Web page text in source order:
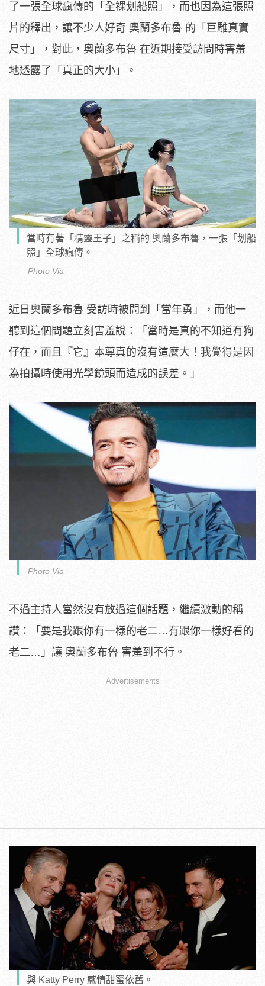
了一張全球瘋傳的「全裸划船照」，而也因為這張照
片的釋出，讓不少人好奇 奧蘭多布魯 的「巨雕真實
尺寸」，對此，奧蘭多布魯 在近期接受訪問時害羞
地透露了「真正的大小」。
當時有著「精靈王子」之稱的 奧蘭多布魯，一張「划船
照」全球瘋傳。
Photo Via
近日奧蘭多布魯 受訪時被問到「當年勇」，而他一
聽到這個問題立刻害羞說：「當時是真的不知道有狗
仔在，而且『它』本尊真的沒有這麼大！我覺得是因
為拍攝時使用光學鏡頭而造成的誤差。」
Photo Via
不過主持人當然沒有放過這個話題，繼續激動的稱
讚：「要是我跟你有一樣的老二…有跟你一樣好看的
老二…」讓 奧蘭多布魯 害羞到不行。
Advertisements
與 Katty Perry 感情甜蜜依舊。